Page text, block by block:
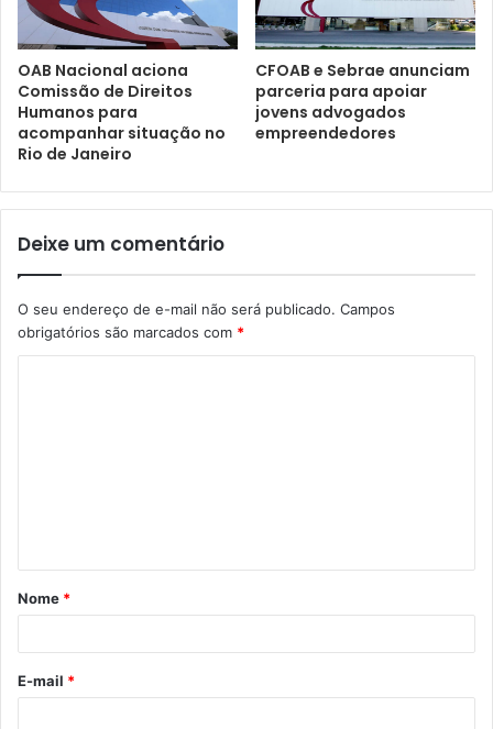
OAB Nacional aciona
Comissão de Direitos
Humanos para
acompanhar situação no
Rio de Janeiro
CFOAB e Sebrae anunciam
parceria para apoiar
jovens advogados
empreendedores
Deixe um comentário
O seu endereço de e-mail não será publicado. Campos
obrigatórios são marcados com *
Nome *
E-mail *